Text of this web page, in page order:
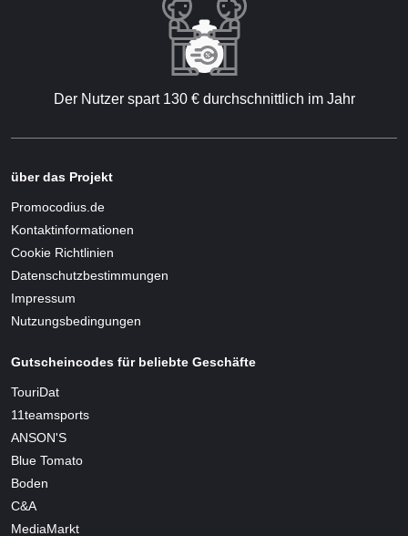
Der Nutzer spart 130 € durchschnittlich im Jahr
über das Projekt
Promocodius.de
Kontaktinformationen
Cookie Richtlinien
Datenschutzbestimmungen
Impressum
Nutzungsbedingungen
Gutscheincodes für beliebte Geschäfte
TouriDat
11teamsports
ANSON'S
Blue Tomato
Boden
C&A
MediaMarkt